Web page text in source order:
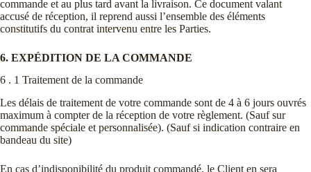
commande et au plus tard avant la livraison. Ce document valant
accusé de réception, il reprend aussi l’ensemble des éléments
constitutifs du contrat intervenu entre les Parties.
6. EXPÉDITION DE LA COMMANDE
6 . 1 Traitement de la commande
Les délais de traitement de votre commande sont de 4 à 6 jours ouvrés
maximum à compter de la réception de votre règlement. (Sauf sur
commande spéciale et personnalisée). (Sauf si indication contraire en
bandeau du site)
En cas d’indisponibilité du produit commandé, le Client en sera